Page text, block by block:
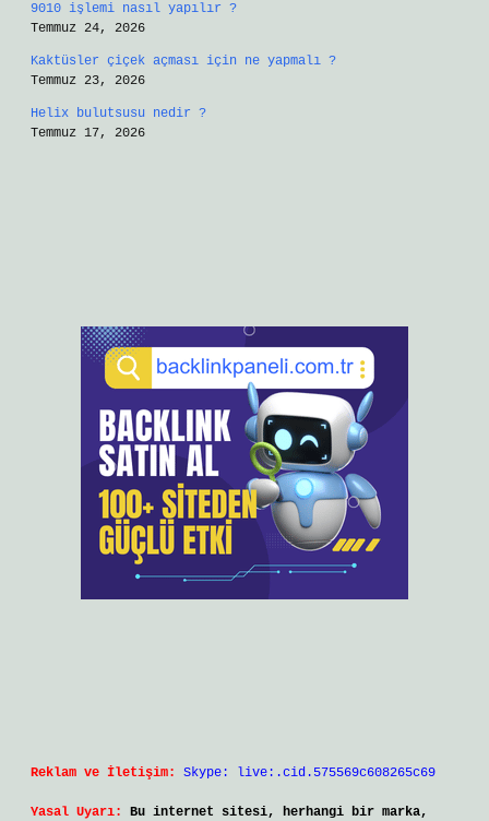
9010 işlemi nasıl yapılır ?
Temmuz 24, 2026
Kaktüsler çiçek açması için ne yapmalı ?
Temmuz 23, 2026
Helix bulutsusu nedir ?
Temmuz 17, 2026
Reklam ve İletişim: Skype: live:.cid.575569c608265c69
Yasal Uyarı:
Bu internet sitesi, herhangi bir marka,